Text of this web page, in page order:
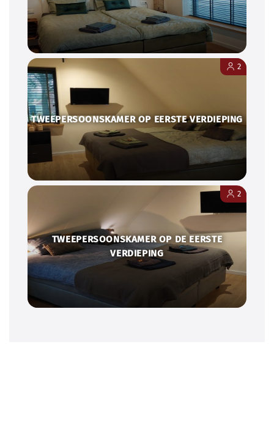
TWEEPERSOONSKAMER OP EERSTE VERDIEPING
2
TWEEPERSOONSKAMER OP DE EERSTE
VERDIEPING
2